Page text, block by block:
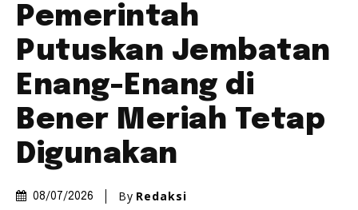
Pemerintah
Putuskan Jembatan
Enang-Enang di
Bener Meriah Tetap
Digunakan
08/07/2026 By Redaksi